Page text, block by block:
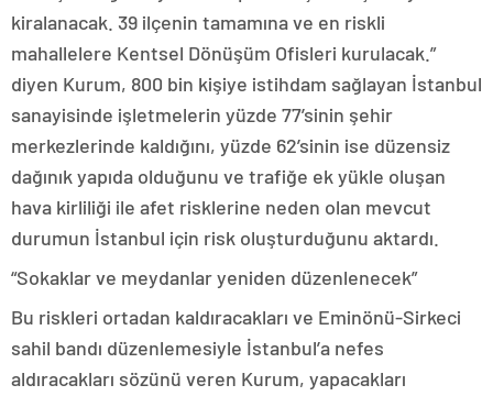
kiralanacak. 39 ilçenin tamamına ve en riskli
mahallelere Kentsel Dönüşüm Ofisleri kurulacak.”
diyen Kurum, 800 bin kişiye istihdam sağlayan İstanbul
sanayisinde işletmelerin yüzde 77’sinin şehir
merkezlerinde kaldığını, yüzde 62’sinin ise düzensiz
dağınık yapıda olduğunu ve trafiğe ek yükle oluşan
hava kirliliği ile afet risklerine neden olan mevcut
durumun İstanbul için risk oluşturduğunu aktardı.
“Sokaklar ve meydanlar yeniden düzenlenecek”
Bu riskleri ortadan kaldıracakları ve Eminönü-Sirkeci
sahil bandı düzenlemesiyle İstanbul’a nefes
aldıracakları sözünü veren Kurum, yapacakları